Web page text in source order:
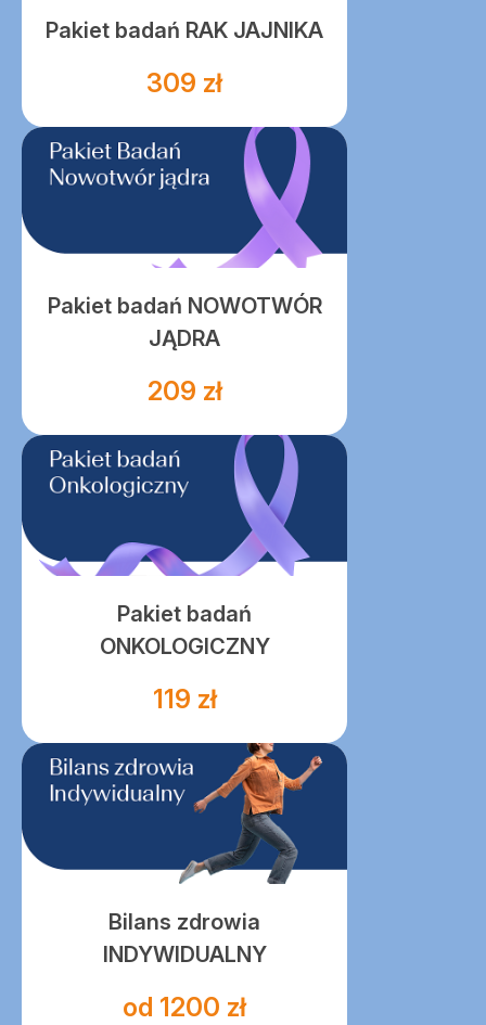
Pakiet badań RAK JAJNIKA
309 zł
Pakiet badań NOWOTWÓR
JĄDRA
209 zł
Pakiet badań
ONKOLOGICZNY
119 zł
Bilans zdrowia
INDYWIDUALNY
od 1200 zł